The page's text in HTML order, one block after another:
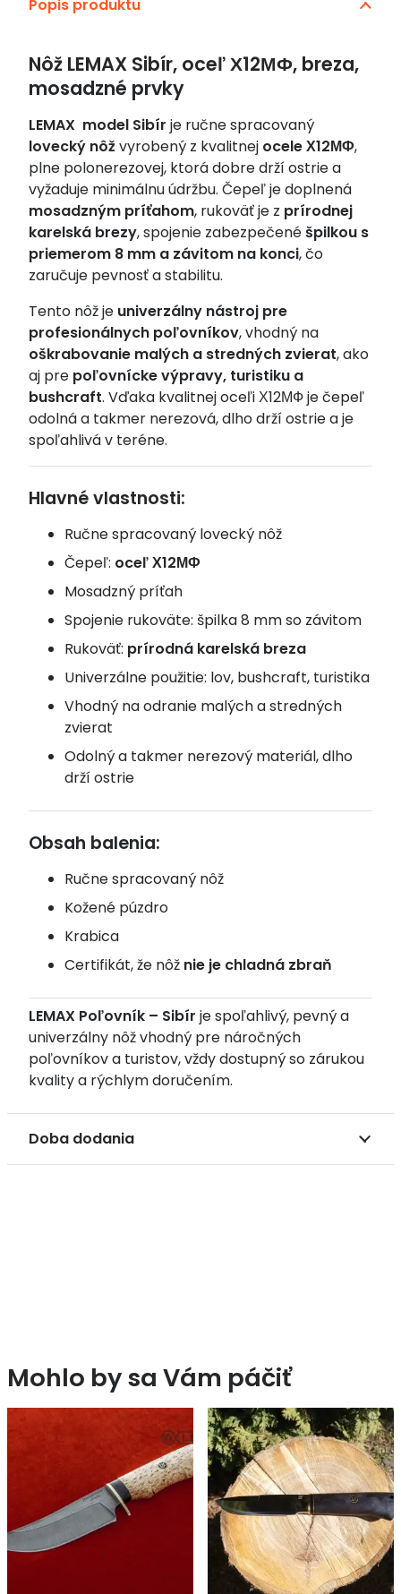
oceľPopis produktu
Nôž LEMAX Sibír, oceľ Х12МФ, breza,
mosadzné prvky
LEMAX model Sibír je ručne spracovaný
lovecký nôžvyrobený z kvalitnej ocele Х12МФ,
plne polonerezovej, ktorá dobre drží ostrie a
vyžaduje minimálnu údržbu. Čepeľ je doplnená
mosadzným príťahom, rukoväť je z prírodnej
karelská brezy, spojenie zabezpečenéšpilkou s
priemerom 8 mm a závitom na konci, čo
zaručuje pevnosť a stabilitu.
Tento nôž je univerzálny nástroj pre
profesionálnych poľovníkov, vhodný na
oškrabovanie malých a stredných zvierat, ako
aj pre poľovnícke výpravy, turistiku a
bushcraft. Vďaka kvalitnej oceľi Х12МФ je čepeľ
odolná a takmer nerezová, dlho drží ostrie a je
spoľahlivá v teréne.
Hlavné vlastnosti:
Ručne spracovaný lovecký nôž
Čepeľ: oceľ Х12МФ
Mosadzný príťah
Spojenie rukoväte: špilka 8 mm so závitom
Rukoväť: prírodná karelská breza
Univerzálne použitie: lov, bushcraft, turistika
Vhodný na odranie malých a stredných
zvierat
Odolný a takmer nerezový materiál, dlho
drží ostrie
Obsah balenia:
Ručne spracovaný nôž
Kožené púzdro
Krabica
Certifikát, že nôž nie je chladná zbraň
LEMAX Poľovník – Sibír je spoľahlivý, pevný a
univerzálny nôž vhodný pre náročných
poľovníkov a turistov, vždy dostupný so zárukou
kvality a rýchlym doručením.
Doba dodania
Mohlo by sa Vám páčiť